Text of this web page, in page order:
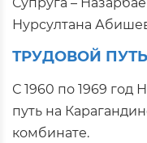
Нурсултана
ТРУДОВОЙ ПУТЬ
С 1960 по 1969 год
путь на
комбинате.